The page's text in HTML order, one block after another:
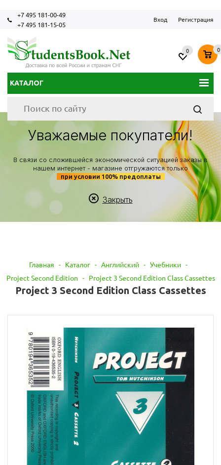
+7 495 181-00-49
+7 495 181-15-05
Вход Регистрация
КАТАЛОГ
0 0
Уважаемые покупатели!
В связи со сложившейся экономической ситуацией заказы в
нашем интернет - магазине отгружаются только
при условии 100% предоплаты
Закрыть
Главная - Каталог - Английский - Учебники -
Project Second Edition - Project 3 Second Edition Class Cassettes
Project 3 Second Edition Class Cassettes